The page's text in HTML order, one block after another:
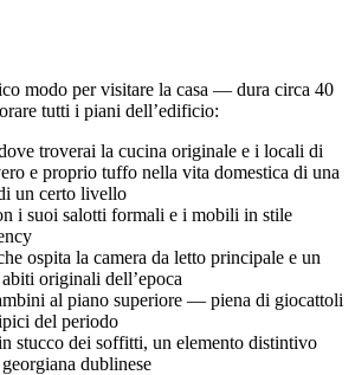
modo per visitare la casa — dura circa 40
tutti i piani dell’edificio:
troverai la cucina originale e i locali di
e proprio tuffo nella vita domestica di una
un certo livello
i suoi salotti formali e i mobili in stile
ospita la camera da letto principale e un
originali dell’epoca
al piano superiore — piena di giocattoli
del periodo
stucco dei soffitti, un elemento distintivo
dublinese